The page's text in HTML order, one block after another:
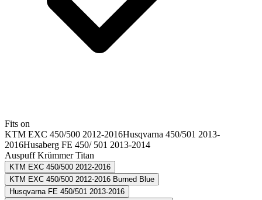
Fits on
KTM EXC 450/500 2012-2016Husqvarna 450/501 2013-
2016Husaberg FE 450/ 501 2013-2014
Auspuff Krümmer Titan
KTM EXC 450/500 2012-2016
KTM EXC 450/500 2012-2016 Burned Blue
Husqvarna FE 450/501 2013-2016